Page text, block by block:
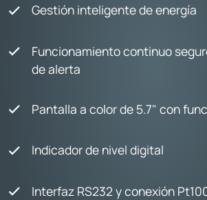
Gestión inteligente de energía
Funcionamiento continuo
de alerta
Pantalla a color de 5.7" con
Indicador de nivel digital
Interfaz RS232 y conexión